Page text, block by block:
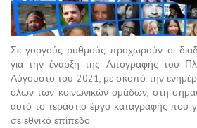
Σε γοργούς ρυθμούς προχωρούν οι
για την έναρξη της Απογραφής του
Αύγουστο του 2021, με σκοπό την
όλων των κοινωνικών ομάδων, στη
αυτό το τεράστιο έργο καταγραφής που
σε εθνικό επίπεδο.